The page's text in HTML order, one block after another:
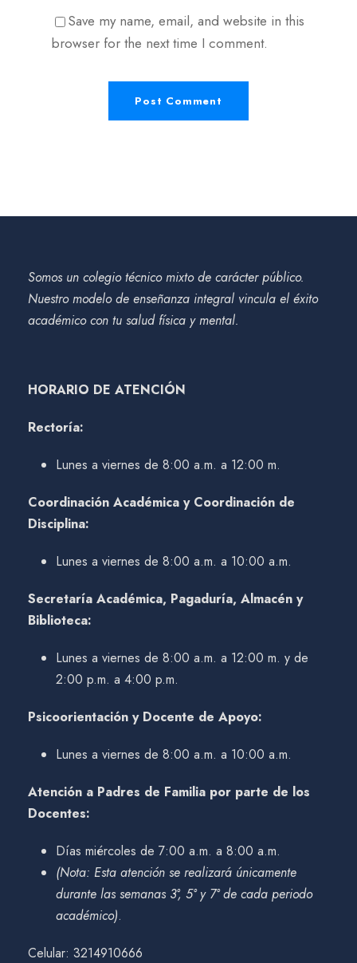
Save my name, email, and website in this
browser for the next time I comment.
Somos un colegio técnico mixto de carácter público.
Nuestro modelo de enseñanza integral vincula el éxito
académico con tu salud física y mental.
HORARIO DE ATENCIÓN
Rectoría:
Lunes a viernes de 8:00 a.m. a 12:00 m.
Coordinación Académica y Coordinación de
Disciplina:
Lunes a viernes de 8:00 a.m. a 10:00 a.m.
Secretaría Académica, Pagaduría, Almacén y
Biblioteca:
Lunes a viernes de 8:00 a.m. a 12:00 m. y de
2:00 p.m. a 4:00 p.m.
Psicoorientación y Docente de Apoyo:
Lunes a viernes de 8:00 a.m. a 10:00 a.m.
Atención a Padres de Familia por parte de los
Docentes:
Días miércoles de 7:00 a.m. a 8:00 a.m.
(Nota: Esta atención se realizará únicamente
durante las semanas 3°, 5° y 7° de cada periodo
académico).
Celular: 3214910666